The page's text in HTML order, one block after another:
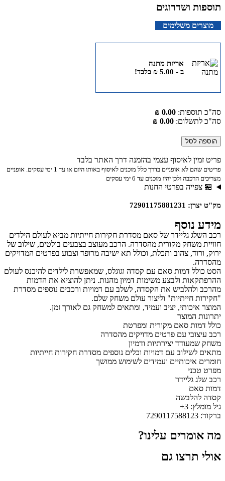
תוספות ושדרוגים
מוצרים משלימים
אריזת מתנה
ב -
₪5.00 בלבד!
סה"כ תוספות: 0.00 ₪
סה"כ לתשלום: 0.00 ₪
הוספה לסל
פריט זמין לאיסוף עצמי בהזמנה דרך האתר בלבד
פריטים שהם לא אופניים בדרך כלל מוכנים לאיסוף באותו היום או עד 1 ימי עסקים. אופניים
מצריכים הרכבה ולכן יהיו מוכנים עד 6 ימי עסקים
🏪 צפייה בפרטי החנות
מק"ט יצרן: 72901175881231
מידע נוסף
רכב השלג גליידר של סאם מסדרת חקירות חייתיות מביא לעולם הילדים
חוויית משחק מקורית מהסדרה. הרכב מעוצב בצבעים בולטים, שילוב של
ירוק, ורוד, צהוב ותכלת, וכולל תא ישיבה מרופד וצבוע בפרטים המדויקים
מהסדרה.
הסט כולל דמות סאם עם קסדה וגוגלס, שמאפשרת לילדים להיכנס לעולם
ההרפתקאות ולבצע משימות דמיון מהנות. ניתן להוציא את הדמות
מהרכב ולהלביש את הקסדה, לשלב עם דמויות ורכבים נוספים מסדרת
"חקירות חייתיות" וליצור עולם משחק שלם.
המוצר איכותי, יציב ועמיד, ומתאים למשחק גם לאורך זמן.
יתרונות המוצר
כולל דמות סאם מקורית ומפרטת
רכב עיצובי עם פרטים מדויקים מהסדרה
משחק שמעודד יצירתיות ודמיון
מתאים לשילוב עם דמויות וכלים נוספים מסדרת חקירות חייתיות
חומרים איכותיים ועמידים לשימוש ממושך
מפרט טכני
רכב שלג גליידר
דמות סאם
קסדה להלבשה
גיל מומלץ: 3+
ברקוד: 7290117588123
מה אומרים עלינו?
אולי תרצו גם